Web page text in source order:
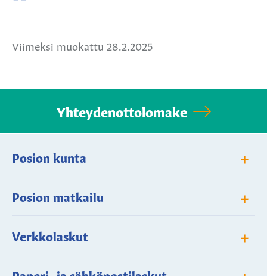
Viimeksi muokattu 28.2.2025
Yhteydenottolomake
Posion kunta +
Posion matkailu +
Verkkolaskut +